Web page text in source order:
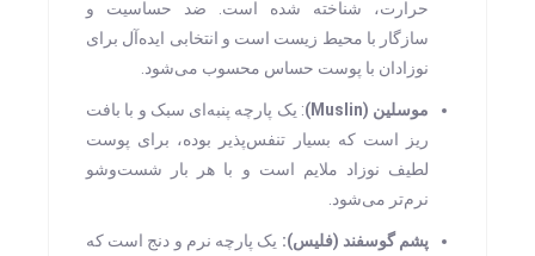
حرارت، شناخته شده است. ضد حساسیت و
سازگار با محیط زیست است و انتخابی ایده‌آل برای
نوزادان با پوست حساس محسوب می‌شود.
موسلین (Muslin)
: یک پارچه پنبه‌ای سبک و با بافت
ریز است که بسیار تنفس‌پذیر بوده، برای پوست
لطیف نوزاد ملایم است و با هر بار شست‌وشو
نرم‌تر می‌شود.
پشم گوسفند (فلیس): یک پارچه نرم و دنج است که